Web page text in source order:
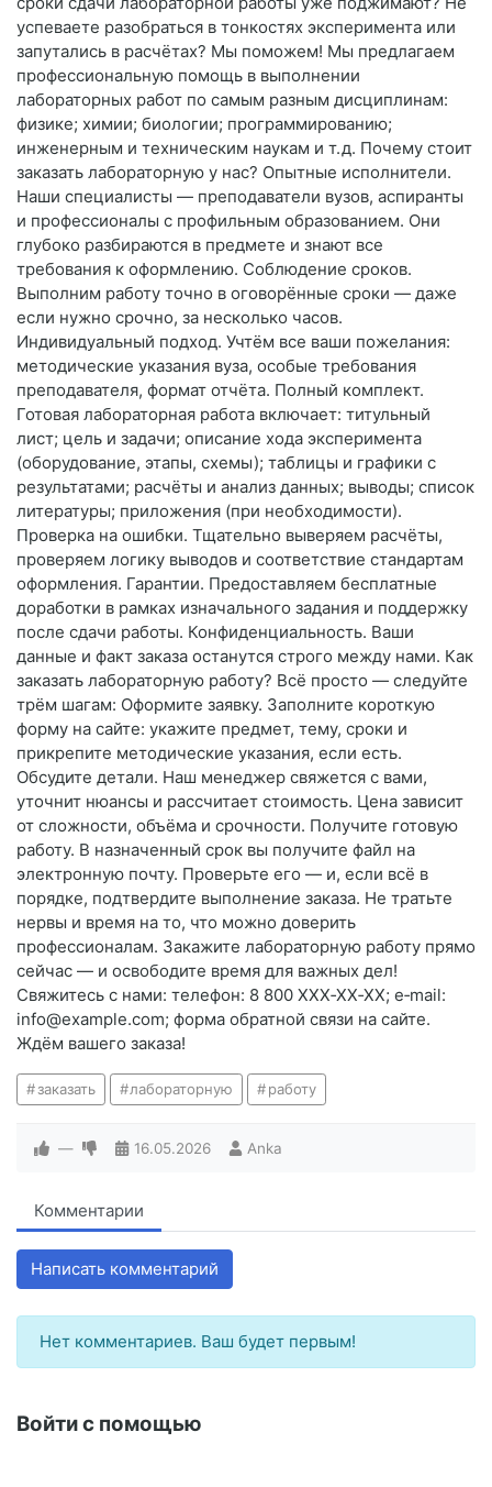
успеваете разобраться в тонкостях эксперимента или
запутались в расчётах? Мы поможем! Мы предлагаем
профессиональную помощь в выполнении
лабораторных работ по самым разным дисциплинам:
физике; химии; биологии; программированию;
инженерным и техническим наукам и т. д. Почему стоит
заказать лабораторную у нас? Опытные исполнители.
Наши специалисты — преподаватели вузов, аспиранты
и профессионалы с профильным образованием. Они
глубоко разбираются в предмете и знают все
требования к оформлению. Соблюдение сроков.
Выполним работу точно в оговорённые сроки — даже
если нужно срочно, за несколько часов.
Индивидуальный подход. Учтём все ваши пожелания:
методические указания вуза, особые требования
преподавателя, формат отчёта. Полный комплект.
Готовая лабораторная работа включает: титульный
лист; цель и задачи; описание хода эксперимента
(оборудование, этапы, схемы); таблицы и графики с
результатами; расчёты и анализ данных; выводы; список
литературы; приложения (при необходимости).
Проверка на ошибки. Тщательно выверяем расчёты,
проверяем логику выводов и соответствие стандартам
оформления. Гарантии. Предоставляем бесплатные
доработки в рамках изначального задания и поддержку
после сдачи работы. Конфиденциальность. Ваши
данные и факт заказа останутся строго между нами. Как
заказать лабораторную работу? Всё просто — следуйте
трём шагам: Оформите заявку. Заполните короткую
форму на сайте: укажите предмет, тему, сроки и
прикрепите методические указания, если есть.
Обсудите детали. Наш менеджер свяжется с вами,
уточнит нюансы и рассчитает стоимость. Цена зависит
от сложности, объёма и срочности. Получите готовую
работу. В назначенный срок вы получите файл на
электронную почту. Проверьте его — и, если всё в
порядке, подтвердите выполнение заказа. Не тратьте
нервы и время на то, что можно доверить
профессионалам. Закажите лабораторную работу прямо
сейчас — и освободите время для важных дел!
Свяжитесь с нами: телефон: 8 800 XXX‑XX‑XX; e‑mail:
info@example.com; форма обратной связи на сайте.
Ждём вашего заказа!
заказать лабораторную работу
— 16.05.2026 Anka
Комментарии
Написать комментарий
Нет комментариев. Ваш будет первым!
Войти с помощью